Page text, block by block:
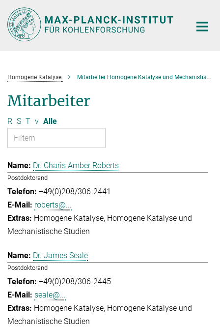
Hauptinhalt
Homogene Katalyse Mitarbeiter Homogene Katalyse und Mechanistische Studien
Mitarbeiter
R S T v Alle
Dr. Charis Amber Roberts
Postdoktorand
+49(0)208/306-2441
roberts@...
Homogene Katalyse Homogene Katalyse und
Mechanistische Studien
Dr. James Seale
Postdoktorand
+49(0)208/306-2445
seale@...
Homogene Katalyse Homogene Katalyse und
Mechanistische Studien